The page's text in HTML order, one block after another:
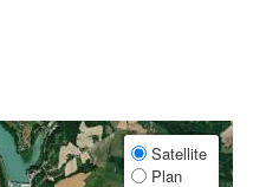
Satellite
Plan